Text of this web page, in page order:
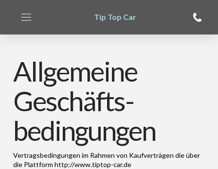
Tip Top Car
Allgemeine
Geschäfts-
bedingungen
Vertragsbedingungen im Rahmen von Kaufverträgen die über
die Plattform http://www.tiptop-car.de